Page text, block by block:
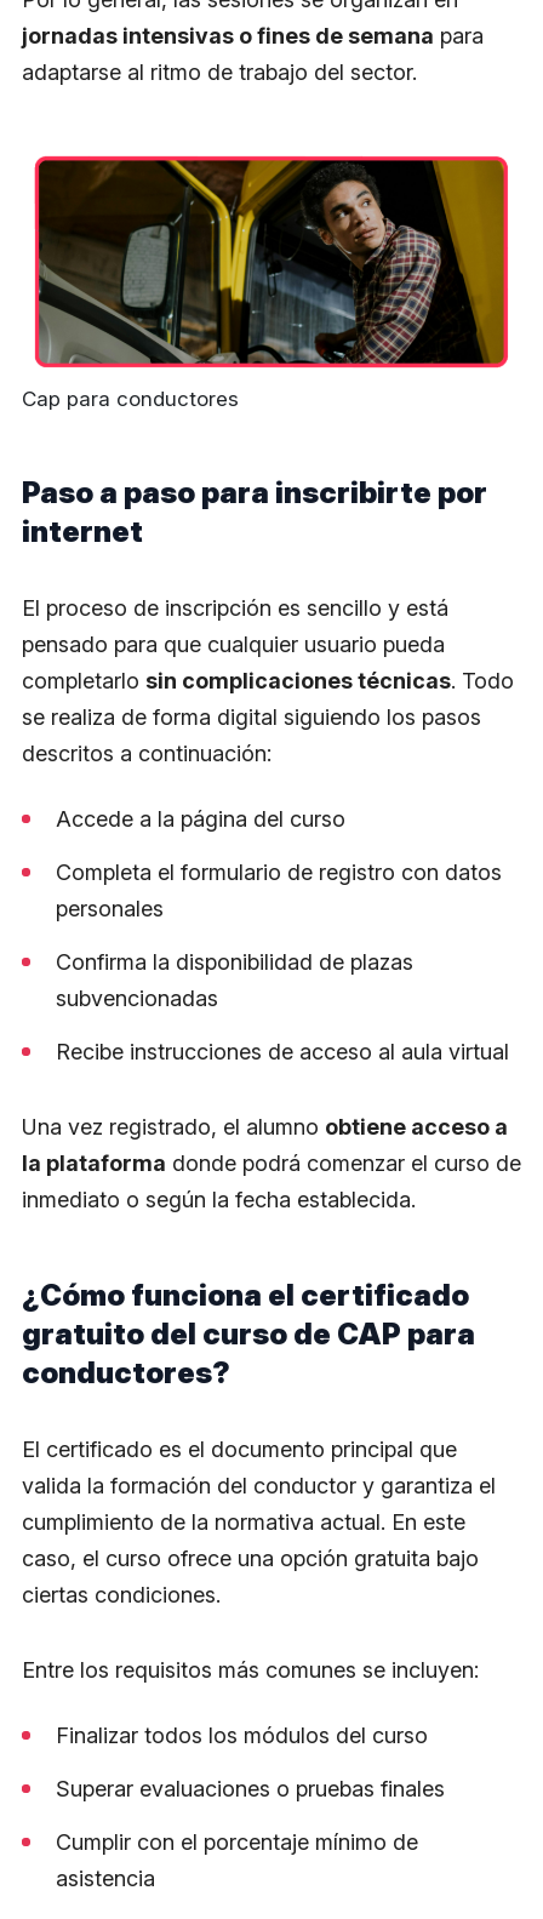
jornadas intensivas o fines de semana para
adaptarse al ritmo de trabajo del sector.
Cap para conductores
Paso a paso para inscribirte por
internet
El proceso de inscripción es sencillo y está
pensado para que cualquier usuario pueda
completarlo sin complicaciones técnicas. Todo
se realiza de forma digital siguiendo los pasos
descritos a continuación:
Accede a la página del curso
Completa el formulario de registro con datos
personales
Confirma la disponibilidad de plazas
subvencionadas
Recibe instrucciones de acceso al aula virtual
Una vez registrado, el alumno obtiene acceso a
la plataforma donde podrá comenzar el curso de
inmediato o según la fecha establecida.
¿Cómo funciona el certificado
gratuito del curso de CAP para
conductores?
El certificado es el documento principal que
valida la formación del conductor y garantiza el
cumplimiento de la normativa actual. En este
caso, el curso ofrece una opción gratuita bajo
ciertas condiciones.
Entre los requisitos más comunes se incluyen:
Finalizar todos los módulos del curso
Superar evaluaciones o pruebas finales
Cumplir con el porcentaje mínimo de
asistencia